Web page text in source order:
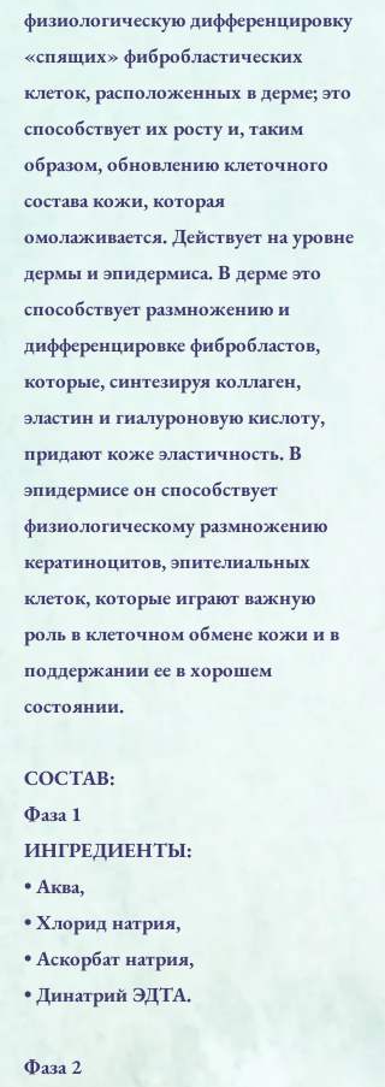
физиологическую дифференцировку
«спящих» фибробластических
клеток, расположенных в дерме; это
способствует их росту и, таким
образом, обновлению клеточного
состава кожи, которая
омолаживается. Действует на уровне
дермы и эпидермиса. В дерме это
способствует размножению и
дифференцировке фибробластов,
которые, синтезируя коллаген,
эластин и гиалуроновую кислоту,
придают коже эластичность. В
эпидермисе он способствует
физиологическому размножению
кератиноцитов, эпителиальных
клеток, которые играют важную
роль в клеточном обмене кожи и в
поддержании ее в хорошем
состоянии.
СОСТАВ:
Фаза 1
ИНГРЕДИЕНТЫ:
• Аква,
• Хлорид натрия,
• Аскорбат натрия,
• Динатрий ЭДТА.
Фаза 2